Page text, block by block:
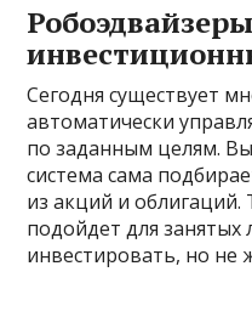
Сегодня существует
автоматически
по заданным целям.
система сама
из акций и
подойдет для
инвестировать, но не